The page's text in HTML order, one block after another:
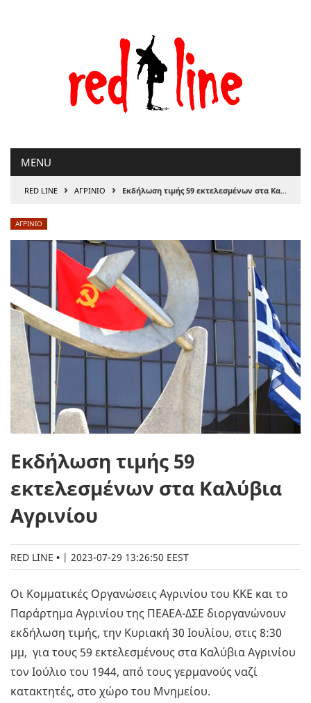
MENU
RED LINE › ΑΓΡΙΝΙΟ › Εκδήλωση τιμής 59 εκτελεσμένων στα Καλύβια Αγρινίου
ΑΓΡΙΝΙΟ
Εκδήλωση τιμής 59
εκτελεσμένων στα Καλύβια
Αγρινίου
RED LINE | 2023-07-29 13:26:50 EEST
Οι Κομματικές Οργανώσεις Αγρινίου του ΚΚΕ και το
Παράρτημα Αγρινίου της ΠΕΑΕΑ-ΔΣΕ διοργανώνουν
εκδήλωση τιμής, την Κυριακή 30 Ιουλίου, στις 8:30
μμ, για τους 59 εκτελεσμένους στα Καλύβια Αγρινίου
τον Ιούλιο του 1944, από τους γερμανούς ναζί
κατακτητές, στο χώρο του Μνημείου.